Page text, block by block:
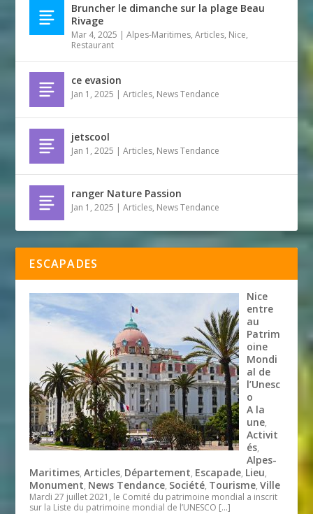
Bruncher le dimanche sur la plage Beau
Rivage
Mar 4, 2025 |Alpes-Maritimes,Articles, Nice,
Restaurant
ce evasion
Jan 1, 2025 |Articles, News Tendance
jetscool
Jan 1, 2025 |Articles, News Tendance
ranger Nature Passion
Jan 1, 2025 |Articles, News Tendance
ESCAPADES
Nice
entre
au
Patrim
oine
Mondi
al de
l’Unesc
o
A la
une,
Activit
és,
Alpes-
Maritimes,Articles, Département, Escapade, Lieu,
Monument, News Tendance, Société, Tourisme,Ville
Mardi 27 juillet 2021, le Comité du patrimoine mondial a inscrit
sur la Liste du patrimoine mondial de l’UNESCO […]